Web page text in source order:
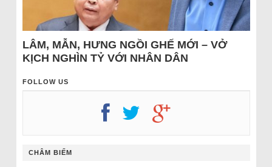
LÂM, MẪN, HƯNG NGỒI GHẾ MỚI – VỞ
KỊCH NGHÌN TỶ VỚI NHÂN DÂN
FOLLOW US
CHÂM BIẾM